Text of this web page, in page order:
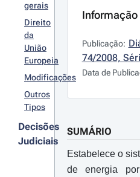
gerais
Direito
da
União
Europeia
Modificações
Outros
Tipos
Decisões
Judiciais
Publicação:
74/2008,
Data de
SUMÁRIO
Estabelece o
de energia